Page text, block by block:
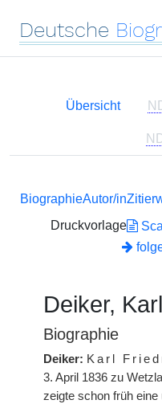
Deutsche
Übersicht
BiographieAutor/in
Druckvorlage
Deiker,
Biographie
Deiker: Karl
3. April 1836 zu
zeigte schon früh